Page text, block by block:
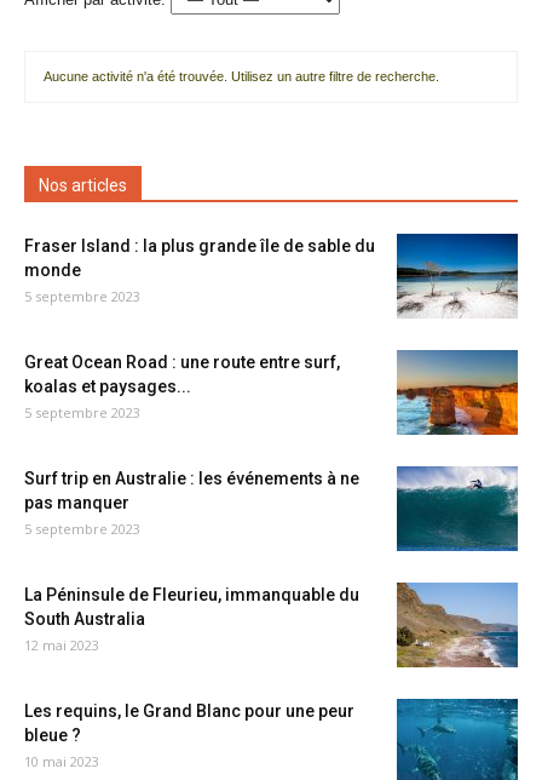
Aucune activité n'a été trouvée. Utilisez un autre filtre de recherche.
Nos articles
Fraser Island : la plus grande île de sable du
monde
5 septembre 2023
Great Ocean Road : une route entre surf,
koalas et paysages...
5 septembre 2023
Surf trip en Australie : les événements à ne
pas manquer
5 septembre 2023
La Péninsule de Fleurieu, immanquable du
South Australia
12 mai 2023
Les requins, le Grand Blanc pour une peur
bleue ?
10 mai 2023